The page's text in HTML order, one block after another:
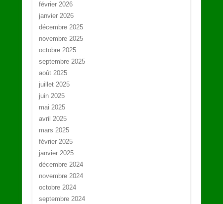
février 2026
janvier 2026
décembre 2025
novembre 2025
octobre 2025
septembre 2025
août 2025
juillet 2025
juin 2025
mai 2025
avril 2025
mars 2025
février 2025
janvier 2025
décembre 2024
novembre 2024
octobre 2024
septembre 2024